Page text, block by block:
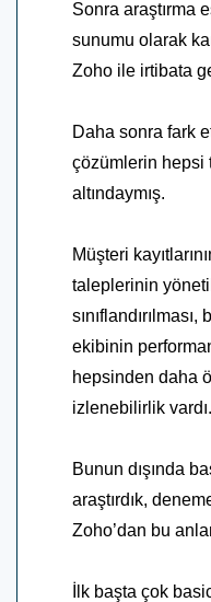
Sonra araştırma
sunumu olarak
Zoho ile irtibata
Daha sonra fark
çözümlerin hepsi
altındaymış.
Müşteri
taleplerinin
ekibinin
hepsinden daha
izlenebilirlik vardı.
Bunun dışında
araştırdık,
Zoho’dan bu
İlk başta çok